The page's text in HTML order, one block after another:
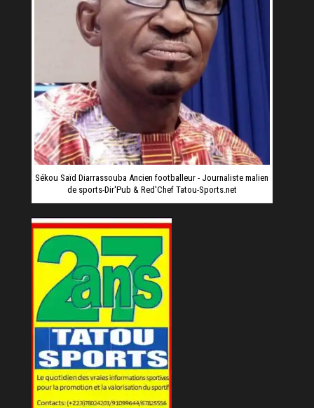
Sékou Saïd Diarrassouba Ancien footballeur - Journaliste malien
de sports-Dir'Pub & Red'Chef Tatou-Sports.net